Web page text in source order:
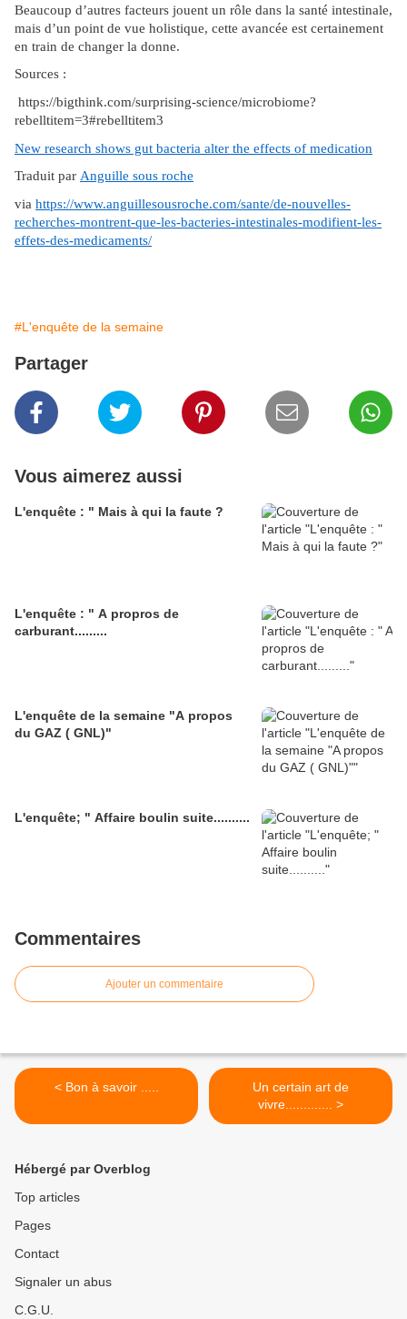
Beaucoup d’autres facteurs jouent un rôle dans la santé intestinale,
mais d’un point de vue holistique, cette avancée est certainement
en train de changer la donne.
Sources :
https://bigthink.com/surprising-science/microbiome?
rebelltitem=3#rebelltitem3
New research shows gut bacteria alter the effects of medication
Traduit par Anguille sous roche
via https://www.anguillesousroche.com/sante/de-nouvelles-
recherches-montrent-que-les-bacteries-intestinales-modifient-les-
effets-des-medicaments/
#L'enquête de la semaine
Partager
Vous aimerez aussi
L'enquête : " Mais à qui la faute ?
L'enquête : " A propros de
carburant.........
L'enquête de la semaine "A propos
du GAZ ( GNL)"
L'enquête; " Affaire boulin suite..........
Commentaires
Ajouter un commentaire
< Bon à savoir .....
Un certain art de
vivre............. >
Hébergé par Overblog
Top articles
Pages
Contact
Signaler un abus
C.G.U.